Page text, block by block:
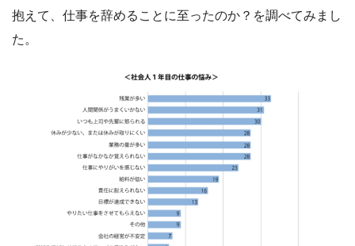
抱えて、仕事を辞めることに至ったのか？を調べてみまし
た。